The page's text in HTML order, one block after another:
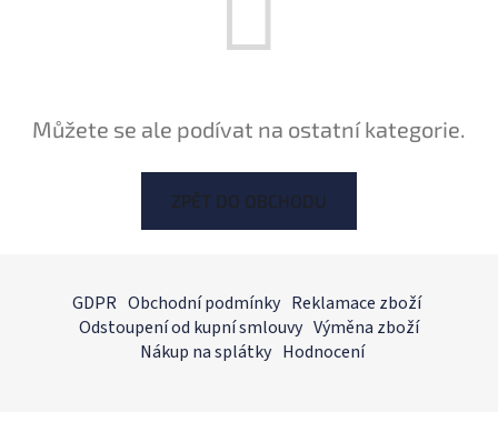
Můžete se ale podívat na ostatní kategorie.
ZPĚT DO OBCHODU
GDPR Obchodní podmínky Reklamace zboží
Odstoupení od kupní smlouvy Výměna zboží
Nákup na splátky Hodnocení